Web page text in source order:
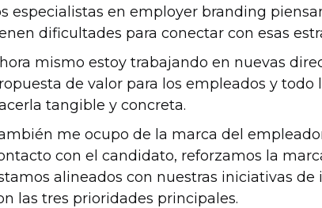
especialistas en employer branding
dificultades para conectar con esas
mismo estoy trabajando en nuevas
de valor para los empleados y
tangible y concreta.
me ocupo de la marca del
con el candidato, reforzamos la
alineados con nuestras iniciativas
las tres prioridades principales.